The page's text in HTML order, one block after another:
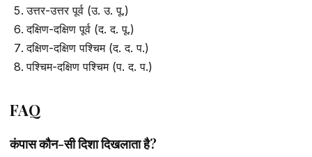
उत्तर-उत्तर पूर्व (उ. उ. पू.)
दक्षिण-दक्षिण पूर्व (द. द. पू.)
दक्षिण-दक्षिण पश्चिम (द. द. प.)
पश्चिम-दक्षिण पश्चिम (प. द. प.)
FAQ
कंपास कौन-सी दिशा दिखलाता है?